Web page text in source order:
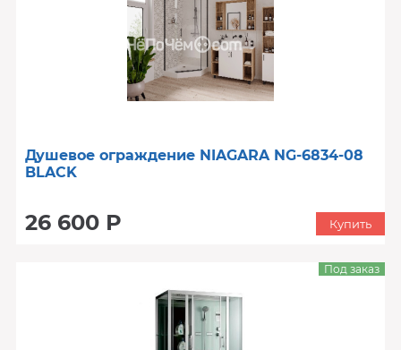
Душевое ограждение NIAGARA NG-6834-08
BLACK
26 600 Р Купить
Под заказ